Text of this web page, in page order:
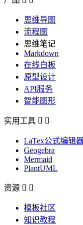
思维导图
流程图
思维笔记
Markdown
在线白板
原型设计
API服务
智能图形
实用工具  
LaTex公式编辑
Geogebra
Mermaid
PlantUML
资源  
模板社区
知识教程